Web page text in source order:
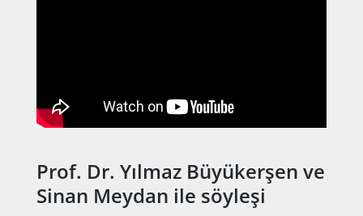
Prof. Dr. Yılmaz Büyükerşen ve
Sinan Meydan ile söyleşi